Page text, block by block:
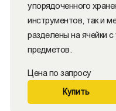
упорядоченного
инструментов, так и
разделены на ячейки
предметов.
Цена по запросу
Купить